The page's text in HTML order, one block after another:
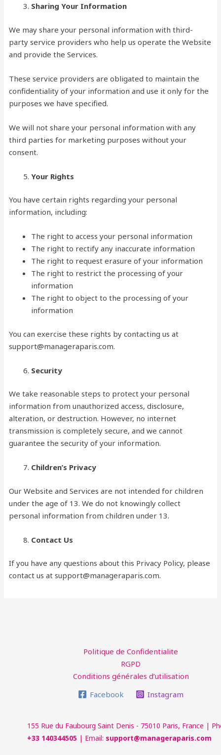
Sharing Your Information
We may share your personal information with third-
party service providers who help us operate the Website
and provide the Services.
These service providers are obligated to maintain the
confidentiality of your information and use it only for the
purposes we have specified.
We will not share your personal information with any
third parties for marketing purposes without your
consent.
Your Rights
You have certain rights regarding your personal
information, including:
The right to access your personal information
The right to rectify any inaccurate information
The right to request erasure of your information
The right to restrict the processing of your
information
The right to object to the processing of your
information
You can exercise these rights by contacting us at
support@manageraparis.com.
Security
We take reasonable steps to protect your personal
information from unauthorized access, disclosure,
alteration, or destruction. However, no internet
transmission is completely secure, and we cannot
guarantee the security of your information.
Children’s Privacy
Our Website and Services are not intended for children
under the age of 13. We do not knowingly collect
personal information from children under 13.
Contact Us
If you have any questions about this Privacy Policy, please
contact us at support@manageraparis.com.
Politique de Confidentialite
RGPD
Conditions générales d’utilisation
Facebook
Instagram
155 Rue du Faubourg Saint Denis - 75010 Paris, France |
+33 140344505 | Email: support@manageraparis.com